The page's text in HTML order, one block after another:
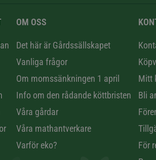
OM OSS
Det här är Gårdssällskapet
Vanliga frågor
Om momssänkningen 1 april
Info om den rådande köttbristen
Våra gårdar
Våra mathantverkare
Varför eko?
Mitt
Bli
För